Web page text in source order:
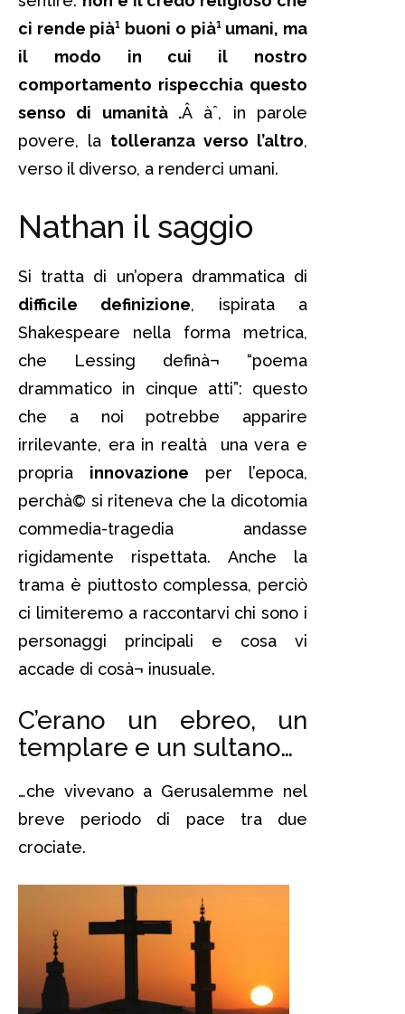
ci rende pià¹ buoni o pià¹ umani, ma
il modo in cui il nostro
comportamento rispecchia questo
senso di umanità .Â àˆ, in parole
povere, la tolleranza verso l’altro,
verso il diverso, a renderci umani.
Nathan il saggio
Si tratta di un’opera drammatica di
difficile definizione, ispirata a
Shakespeare nella forma metrica,
che Lessing definà¬ “poema
drammatico in cinque atti”: questo
che a noi potrebbe apparire
irrilevante, era in realtà una vera e
propria innovazione per l’epoca,
perchà© si riteneva che la dicotomia
commedia-tragedia andasse
rigidamente rispettata. Anche la
trama è piuttosto complessa, perciò
ci limiteremo a raccontarvi chi sono i
personaggi principali e cosa vi
accade di cosà¬ inusuale.
C’erano un ebreo, un
templare e un sultano…
…che vivevano a Gerusalemme nel
breve periodo di pace tra due
crociate.